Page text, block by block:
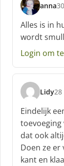
anna
s
c
h
r
e
f
Alles is in
wordt
Login om
Lidy
s
c
h
r
e
e
f
Eindelijk
toevoeging
dat ook
Doen ze er
kant en